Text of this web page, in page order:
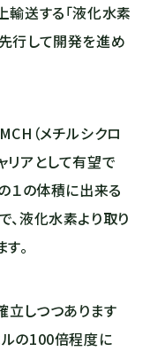
輸送する「液化水素
行して開発を進め
（メチルシクロ
リアとして有望で
１の体積に出来る
、液化水素より取り
。
立しつつあります
の100倍程度に